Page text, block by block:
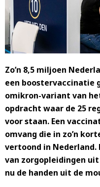
Zo’n 8,5 miljoen
een boostervaccinatie
omikron-variant van
opdracht waar de 25
voor staan. Een
omvang die in zo’n
vertoond in
van zorgopleidingen
nu de handen uit de